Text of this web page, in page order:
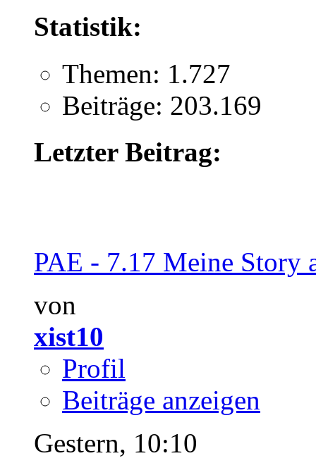
Statistik:
Themen: 1.727
Beiträge: 203.169
Letzter Beitrag:
PAE - 7.17 Meine Story
von
xist10
Profil
Beiträge anzeigen
Gestern, 10:10